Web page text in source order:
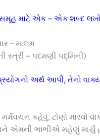
માટે એક – એક શબ્દ
– માલમ
સ્ત્રી – પદમણી પદ્મિની)
અર્થ આપી, તેનો
કહેવું, ટોણો મારવો
એમની ભાભીએ મહેણું માર્યું